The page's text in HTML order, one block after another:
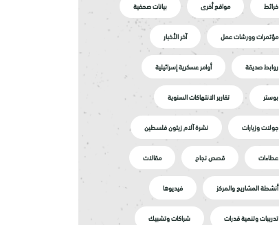
خرائط مواقع أخرى بيانات صحفية
مؤتمرات وورشات عمل آخر الأخبار
روابط صديقة أوامر عسكرية إسرائيلية
بوستر تقارير الانتهاكات السنوية
جولات وزيارات نشرة آلام زيتون فلسطين
عطاءات قصص نجاح مقالات
أنشطة المشاريع والمركز فيديوها
تدريبات وتنمية قدرات شراكات وتشبيك